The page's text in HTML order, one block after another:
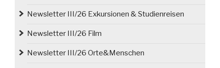
Newsletter III/26 Exkursionen & Studienreisen
Newsletter III/26 Film
Newsletter III/26 Orte&Menschen